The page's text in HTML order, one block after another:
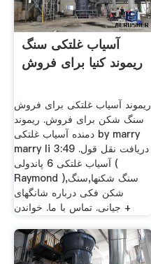
آسیاب غلتکی سنگ
ریموند کنیا برای فروش
ریموند آسیاب غلتکی برای فروش
سنگ شکن برای فروش. ریموند
دمنده آسیاب غلتکی by marry
marry li 3:49 دریافت نقل قول.
آسياب غلتکی 6 پاندولی (
Raymond ),سنگ شکنها,سنگ
شکن فکی درباره شانگهای
جیانی. تماس با ما. خواندن +